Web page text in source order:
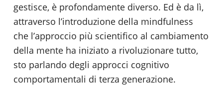
gestisce, è profondamente diverso. Ed è da lì,
attraverso l’introduzione della mindfulness
che l’approccio più scientifico al cambiamento
della mente ha iniziato a rivoluzionare tutto,
sto parlando degli approcci cognitivo
comportamentali di terza generazione.